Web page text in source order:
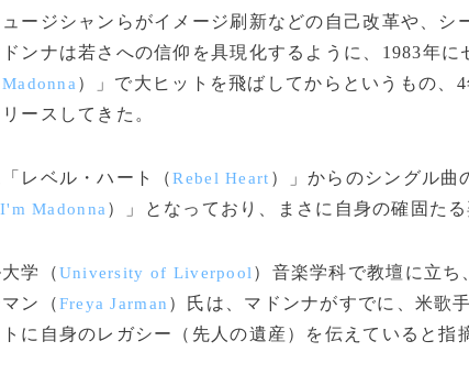
ージシャンらがイメージ刷新などの自己改革や、シ
ンナは若さへの信仰を具現化するように、1983年
Madonna ）」で大ヒットを飛ばしてからというもの、
ースしてきた。
レベル・ハート（Rebel Heart ）」からのシングル曲
Madonna ）」となっており、まさに自身の確固た
学（University of Liverpool ）音楽学科で教壇に立ち
ン（Freya Jarman ）氏は、マドンナがすでに、米歌
に自身のレガシー（先人の遺産）を伝えていると指